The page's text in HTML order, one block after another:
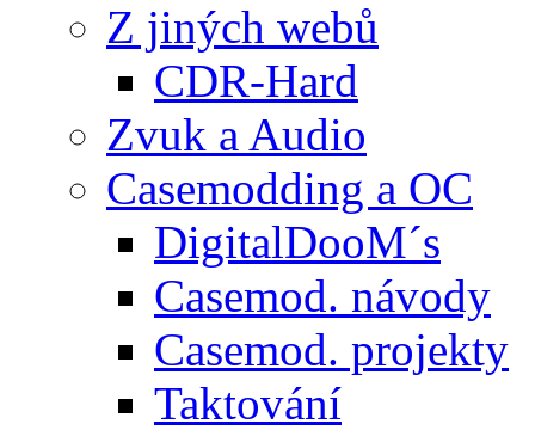
Z jiných webů
CDR-Hard
Zvuk a Audio
Casemodding a OC
DigitalDooM´s
Casemod. návody
Casemod. projekty
Taktování